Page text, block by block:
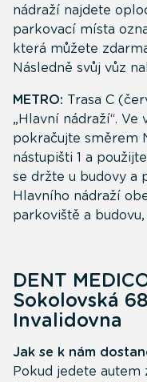
nádraží najdete
parkovací místa
která můžete
Následně svůj vůz
METRO: Trasa C
„Hlavní nádraží“.
pokračujte směrem
nástupišti 1 a
se držte u budovy a
Hlavního nádraží
parkoviště a
DENT
Sokolovská
Invalidovna
Jak se k nám
Pokud jedete autem